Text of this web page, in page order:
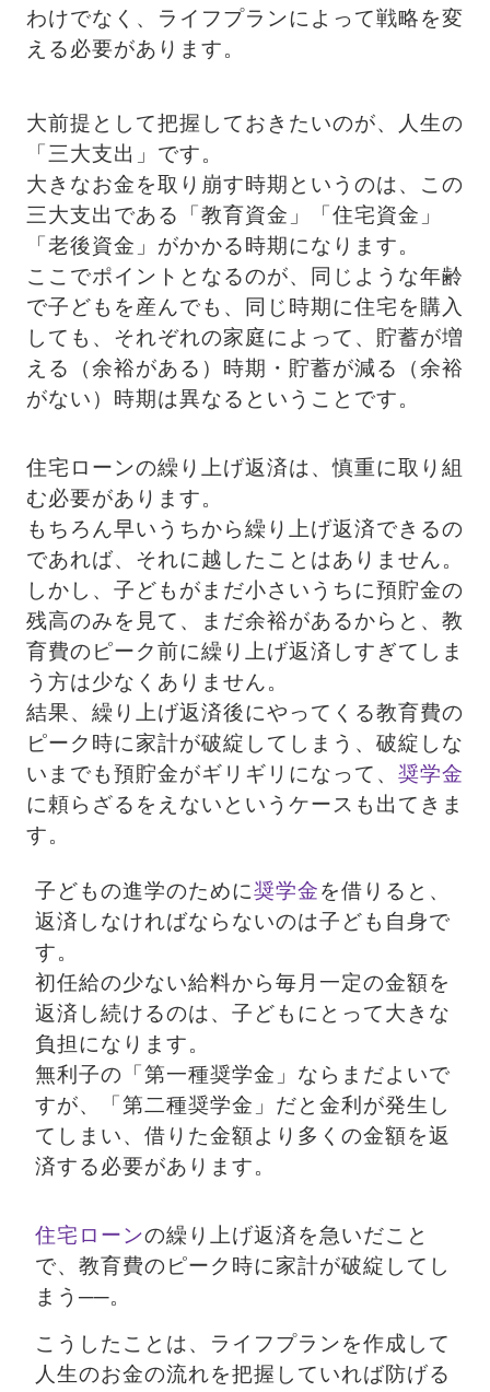
わけでなく、ライフプランによって戦略を変
える必要があります。
大前提として把握しておきたいのが、人生の
「三大支出」です。
大きなお金を取り崩す時期というのは、この
三大支出である「教育資金」「住宅資金」
「老後資金」がかかる時期になります。
ここでポイントとなるのが、同じような年齢
で子どもを産んでも、同じ時期に住宅を購入
しても、それぞれの家庭によって、貯蓄が増
える（余裕がある）時期・貯蓄が減る（余裕
がない）時期は異なるということです。
住宅ローンの繰り上げ返済は、慎重に取り組
む必要があります。
もちろん早いうちから繰り上げ返済できるの
であれば、それに越したことはありません。
しかし、子どもがまだ小さいうちに預貯金の
残高のみを見て、まだ余裕があるからと、教
育費のピーク前に繰り上げ返済しすぎてしま
う方は少なくありません。
結果、繰り上げ返済後にやってくる教育費の
ピーク時に家計が破綻してしまう、破綻しな
いまでも預貯金がギリギリになって、 奨学金
に頼らざるをえないというケースも出てきま
す。
子どもの進学のために奨学金を借りると、
返済しなければならないのは子ども自身で
す。
初任給の少ない給料から毎月一定の金額を
返済し続けるのは、子どもにとって大きな
負担になります。
無利子の「第一種奨学金」ならまだよいで
すが、「第二種奨学金」だと金利が発生し
てしまい、借りた金額より多くの金額を返
済する必要があります。
住宅ローンの繰り上げ返済を急いだこと
で、教育費のピーク時に家計が破綻してし
まう──。
こうしたことは、ライフプランを作成して
人生のお金の流れを把握していれば防げる